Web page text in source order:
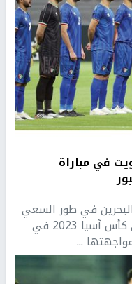
في مباراة
في طور السعي
إلى نقطة واحدة كفيلة بعبورها إلى كأس آسيا 2023 في
...